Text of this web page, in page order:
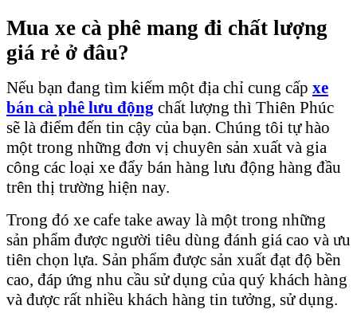
Mua xe cà phê mang đi chất lượng
giá rẻ ở đâu?
Nếu bạn đang tìm kiếm một địa chỉ cung cấp xe
bán cà phê lưu động chất lượng thì Thiên Phúc
sẽ là điểm đến tin cậy của bạn. Chúng tôi tự hào
một trong những đơn vị chuyên sản xuất và gia
công các loại xe đẩy bán hàng lưu động hàng đầu
trên thị trường hiện nay.
Trong đó xe cafe take away là một trong những
sản phẩm được người tiêu dùng đánh giá cao và ưu
tiên chọn lựa. Sản phẩm được sản xuất đạt độ bền
cao, đáp ứng nhu cầu sử dụng của quý khách hàng
và được rất nhiều khách hàng tin tưởng, sử dụng.